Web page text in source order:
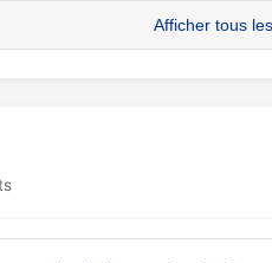
Afficher tous